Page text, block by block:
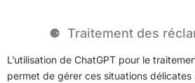
Traitement des
L’utilisation de ChatGPT pour le
permet de gérer ces situations